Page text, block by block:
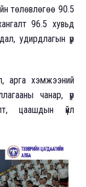
төлөвлөгөө 90.5
96.5 хувьд
удирдлагын үр
арга хэмжээний
чанар, үр
цаашдын үйл